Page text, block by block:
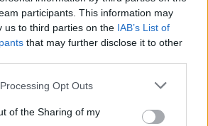
participants. This information may
us to third parties on the IAB’s List of
that may further disclose it to other
Opt Outs
of the Sharing of my